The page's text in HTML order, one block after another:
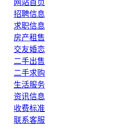
网站首页
招聘信息
求职信息
房产租售
交友婚恋
二手出售
二手求购
生活服务
资讯信息
收费标准
联系客服